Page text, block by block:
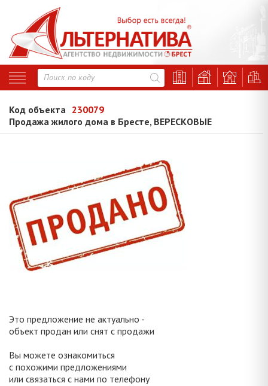
Код объекта 230079
Продажа жилого дома в Бресте, ВЕРЕСКОВЫЕ
Это предложение не актуально -
объект продан или снят с продажи
Вы можете ознакомиться
с похожими предложениями
или связаться с нами по телефону